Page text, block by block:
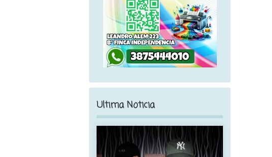
Ultima Noticia